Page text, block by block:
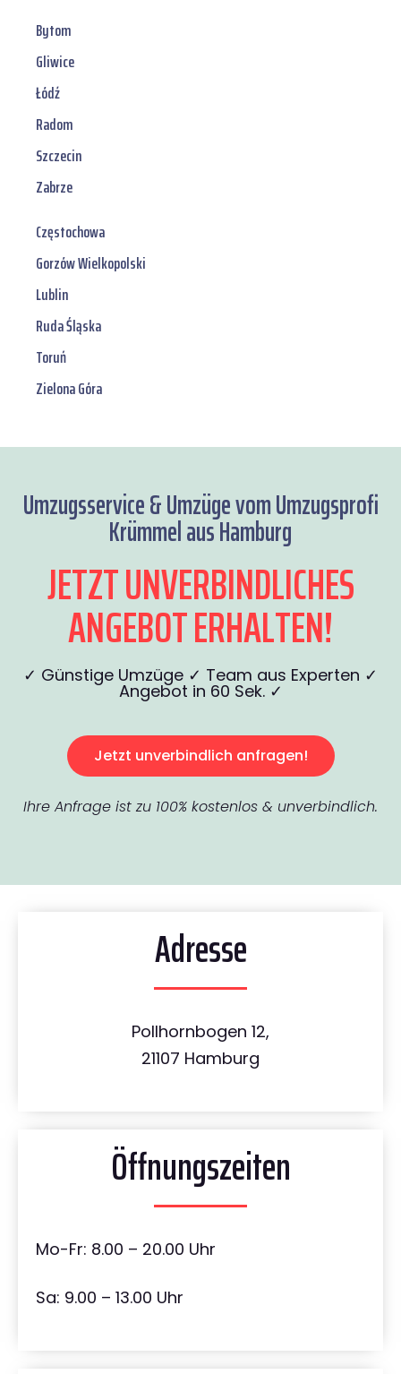
Bytom
Gliwice
Łódź
Radom
Szczecin
Zabrze
Częstochowa
Gorzów Wielkopolski
Lublin
Ruda Śląska
Toruń
Zielona Góra
Umzugsservice & Umzüge vom Umzugsprofi
Krümmel aus Hamburg
JETZT UNVERBINDLICHES
ANGEBOT ERHALTEN!
✓ Günstige Umzüge ✓ Team aus Experten ✓
Angebot in 60 Sek. ✓
Jetzt unverbindlich anfragen!
Ihre Anfrage ist zu 100% kostenlos & unverbindlich.
Adresse
Pollhornbogen 12,
21107 Hamburg
Öffnungszeiten
Mo-Fr: 8.00 – 20.00 Uhr
Sa: 9.00 – 13.00 Uhr